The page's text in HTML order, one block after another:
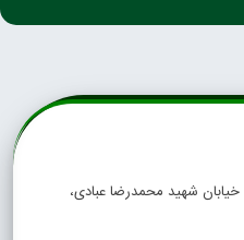
خیابان شهید محمدرضا عبادی،